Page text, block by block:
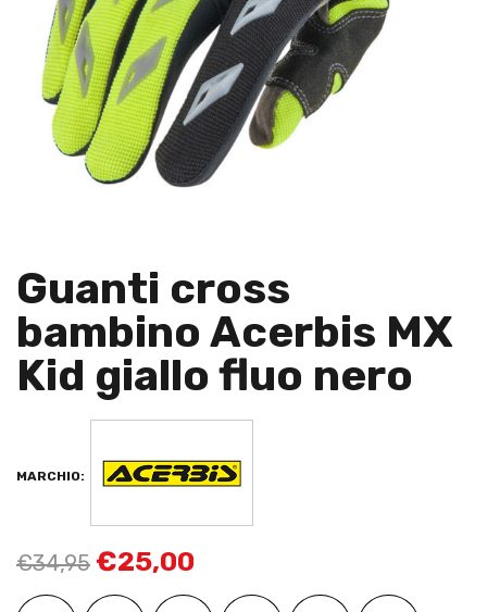
Guanti cross
bambino Acerbis MX
Kid giallo fluo nero
MARCHIO:
€34,95 €25,00